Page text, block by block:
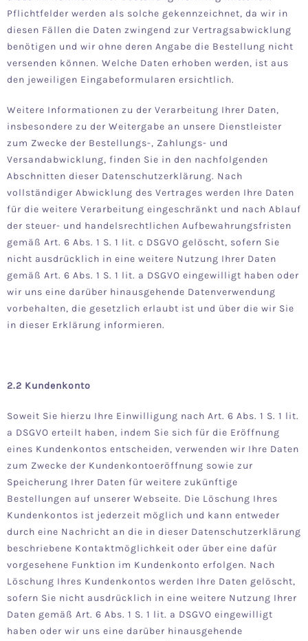
Pflichtfelder werden als solche gekennzeichnet, da wir in
diesen Fällen die Daten zwingend zur Vertragsabwicklung
benötigen und wir ohne deren Angabe die Bestellung nicht
versenden können. Welche Daten erhoben werden, ist aus
den jeweiligen Eingabeformularen ersichtlich.
Weitere Informationen zu der Verarbeitung Ihrer Daten,
insbesondere zu der Weitergabe an unsere Dienstleister
zum Zwecke der Bestellungs-, Zahlungs- und
Versandabwicklung, finden Sie in den nachfolgenden
Abschnitten dieser Datenschutzerklärung. Nach
vollständiger Abwicklung des Vertrages werden Ihre Daten
für die weitere Verarbeitung eingeschränkt und nach Ablauf
der steuer- und handelsrechtlichen Aufbewahrungsfristen
gemäß Art. 6 Abs. 1 S. 1 lit. c DSGVO gelöscht, sofern Sie
nicht ausdrücklich in eine weitere Nutzung Ihrer Daten
gemäß Art. 6 Abs. 1 S. 1 lit. a DSGVO eingewilligt haben oder
wir uns eine darüber hinausgehende Datenverwendung
vorbehalten, die gesetzlich erlaubt ist und über die wir Sie
in dieser Erklärung informieren.
2.2 Kundenkonto
Soweit Sie hierzu Ihre Einwilligung nach Art. 6 Abs. 1 S. 1 lit.
a DSGVO erteilt haben, indem Sie sich für die Eröffnung
eines Kundenkontos entscheiden, verwenden wir Ihre Daten
zum Zwecke der Kundenkontoeröffnung sowie zur
Speicherung Ihrer Daten für weitere zukünftige
Bestellungen auf unserer Webseite. Die Löschung Ihres
Kundenkontos ist jederzeit möglich und kann entweder
durch eine Nachricht an die in dieser Datenschutzerklärung
beschriebene Kontaktmöglichkeit oder über eine dafür
vorgesehene Funktion im Kundenkonto erfolgen. Nach
Löschung Ihres Kundenkontos werden Ihre Daten gelöscht,
sofern Sie nicht ausdrücklich in eine weitere Nutzung Ihrer
Daten gemäß Art. 6 Abs. 1 S. 1 lit. a DSGVO eingewilligt
haben oder wir uns eine darüber hinausgehende